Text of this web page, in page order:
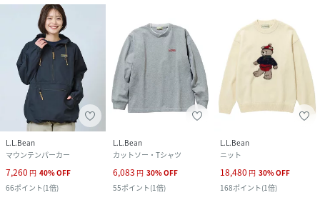
L.L.Bean
マウンテンパーカー
7,260 円 40%OFF
66ポイント(1倍)
L.L.Bean
カットソー・Tシャツ
6,083 円 30%OFF
55ポイント(1倍)
L.L.Bean
ニット
18,480 円 30%OFF
168ポイント(1倍)